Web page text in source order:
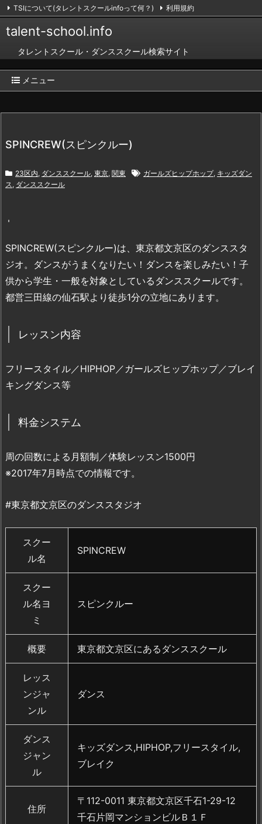
talent-school.info
タレントスクール・ダンススクール検索サイト
メニュー
TSIについて(タレントスクールinfoって何？)
利用規約
掲載のお申し込み（無料）
SPINCREW(スピンクルー)
23区内, ダンススクール, 東京, 関東 ガールズヒップホップ, キッズダン
ス, ダンススクール
SPINCREW(スピンクルー)は、東京都文京区のダンススタ
ジオ。ダンスがうまくなりたい！ダンスを楽しみたい！子
供から学生・一般を対象としているダンススクールです。
都営三田線の仙石駅より徒歩1分の立地にあります。
レッスン内容
フリースタイル／HIPHOP／ガールズヒップホップ／ブレイ
キングダンス等
料金システム
周の回数による月額制／体験レッスン1500円
※2017年7月時点での情報です。
#東京都文京区のダンススタジオ
スクー
ル名
SPINCREW
スクー
ル名ヨ
ミ
スピンクルー
概要 東京都文京区にあるダンススクール
レッス
ンジャ
ンル
ダンス
ダンス
ジャン
ル
キッズダンス,HIPHOP,フリースタイル,
ブレイク
住所
〒112-0011 東京都文京区千石1-29-12
千石片岡マンションビルＢ１Ｆ